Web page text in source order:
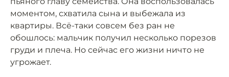
моментом, схватила сына и выбежала из
квартиры. Всё-таки совсем без ран не
обошлось: мальчик получил несколько порезов
груди и плеча. Но сейчас его жизни ничто не
угрожает.